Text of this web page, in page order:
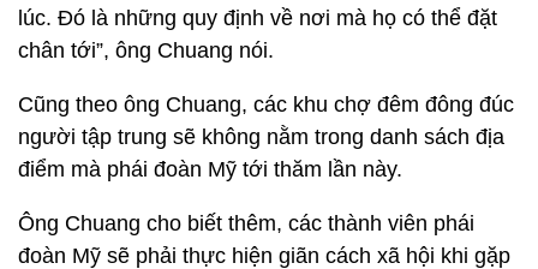
lúc. Đó là những quy định về nơi mà họ có thể đặt
chân tới”, ông Chuang nói.
Cũng theo ông Chuang, các khu chợ đêm đông đúc
người tập trung sẽ không nằm trong danh sách địa
điểm mà phái đoàn Mỹ tới thăm lần này.
Ông Chuang cho biết thêm, các thành viên phái
đoàn Mỹ sẽ phải thực hiện giãn cách xã hội khi gặp